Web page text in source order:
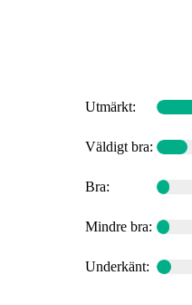
Utmärkt:
Väldigt bra:
Bra:
Mindre bra:
Underkänt: